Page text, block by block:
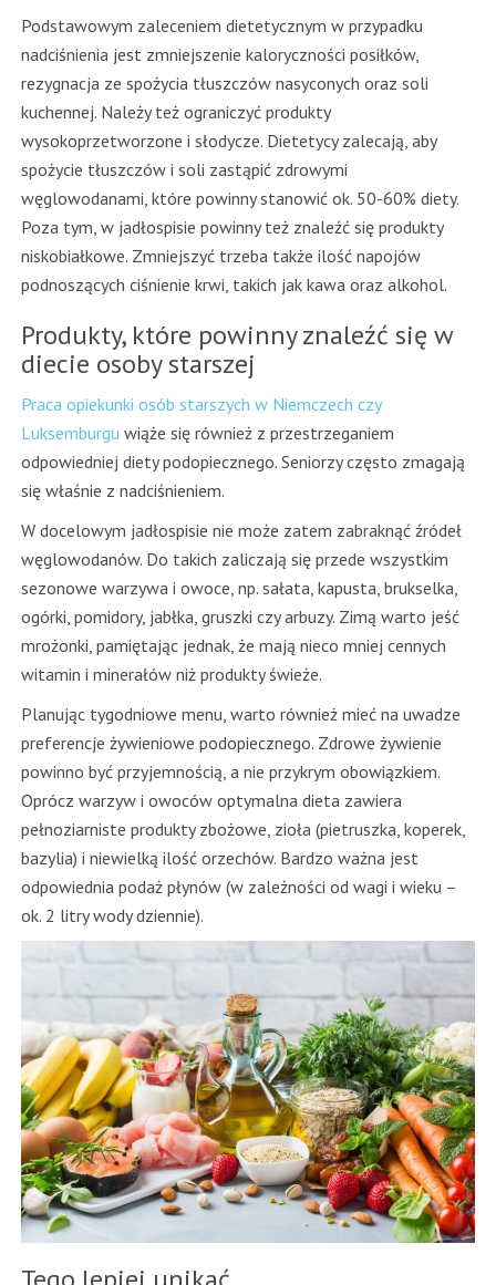
Podstawowym zaleceniem dietetycznym w przypadku
nadciśnienia jest zmniejszenie kaloryczności posiłków,
rezygnacja ze spożycia tłuszczów nasyconych oraz soli
kuchennej. Należy też ograniczyć produkty
wysokoprzetworzone i słodycze. Dietetycy zalecają, aby
spożycie tłuszczów i soli zastąpić zdrowymi
węglowodanami, które powinny stanowić ok. 50-60% diety.
Poza tym, w jadłospisie powinny też znaleźć się produkty
niskobiałkowe. Zmniejszyć trzeba także ilość napojów
podnoszących ciśnienie krwi, takich jak kawa oraz alkohol.
Produkty, które powinny znaleźć się w
diecie osoby starszej
Praca opiekunki osób starszych w Niemczech czy
Luksemburgu wiąże się również z przestrzeganiem
odpowiedniej diety podopiecznego. Seniorzy często zmagają
się właśnie z nadciśnieniem.
W docelowym jadłospisie nie może zatem zabraknąć źródeł
węglowodanów. Do takich zaliczają się przede wszystkim
sezonowe warzywa i owoce, np. sałata, kapusta, brukselka,
ogórki, pomidory, jabłka, gruszki czy arbuzy. Zimą warto jeść
mrożonki, pamiętając jednak, że mają nieco mniej cennych
witamin i minerałów niż produkty świeże.
Planując tygodniowe menu, warto również mieć na uwadze
preferencje żywieniowe podopiecznego. Zdrowe żywienie
powinno być przyjemnością, a nie przykrym obowiązkiem.
Oprócz warzyw i owoców optymalna dieta zawiera
pełnoziarniste produkty zbożowe, zioła (pietruszka, koperek,
bazylia) i niewielką ilość orzechów. Bardzo ważna jest
odpowiednia podaż płynów (w zależności od wagi i wieku –
ok. 2 litry wody dziennie).